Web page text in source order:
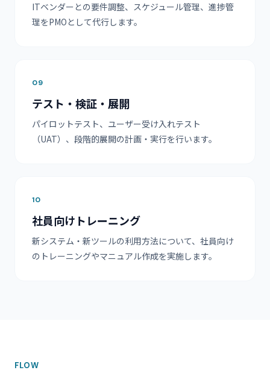
ITベンダーとの要件調整、スケジュール管理、進捗管
理をPMOとして代行します。
09
テスト・検証・展開
パイロットテスト、ユーザー受け入れテスト
（UAT）、段階的展開の計画・実行を行います。
10
社員向けトレーニング
新システム・新ツールの利用方法について、社員向け
のトレーニングやマニュアル作成を実施します。
FLOW